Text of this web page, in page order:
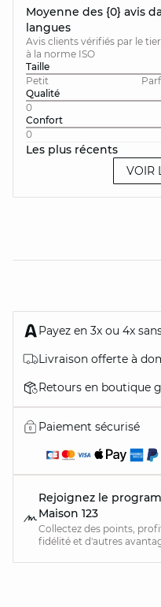
Moyenne des {0} avis
langues
Avis clients vérifiés par le
à la norme ISO
Taille
Petit
Qualité
0
Confort
0
Les plus récents
VOIR
Payez en 3x ou 4x
Livraison offerte à
Retours en boutique
Paiement sécurisé
Rejoignez le
Maison 123
Collectez des points,
fidélité et d'autres